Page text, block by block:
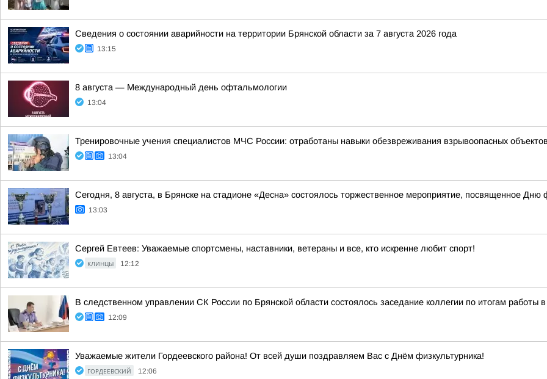
Сведения о состоянии аварийности на территории Брянской области за 7 августа 2026 года
13:15
8 августа — Международный день офтальмологии
13:04
Тренировочные учения специалистов МЧС России: отработаны навыки обезвреживания взрывоопасных
13:04
Сегодня, 8 августа, в Брянске на стадионе «Десна» состоялось торжественное мероприятие, посвященное Дню
13:03
Сергей Евтеев: Уважаемые спортсмены, наставники, ветераны и все, кто искренне любит спорт!
КЛИНЦЫ 12:12
В следственном управлении СК России по Брянской области состоялось заседание коллегии по итогам работы
12:09
Уважаемые жители Гордеевского района! От всей души поздравляем Вас с Днём физкультурника!
ГОРДЕЕВСКИЙ 12:06